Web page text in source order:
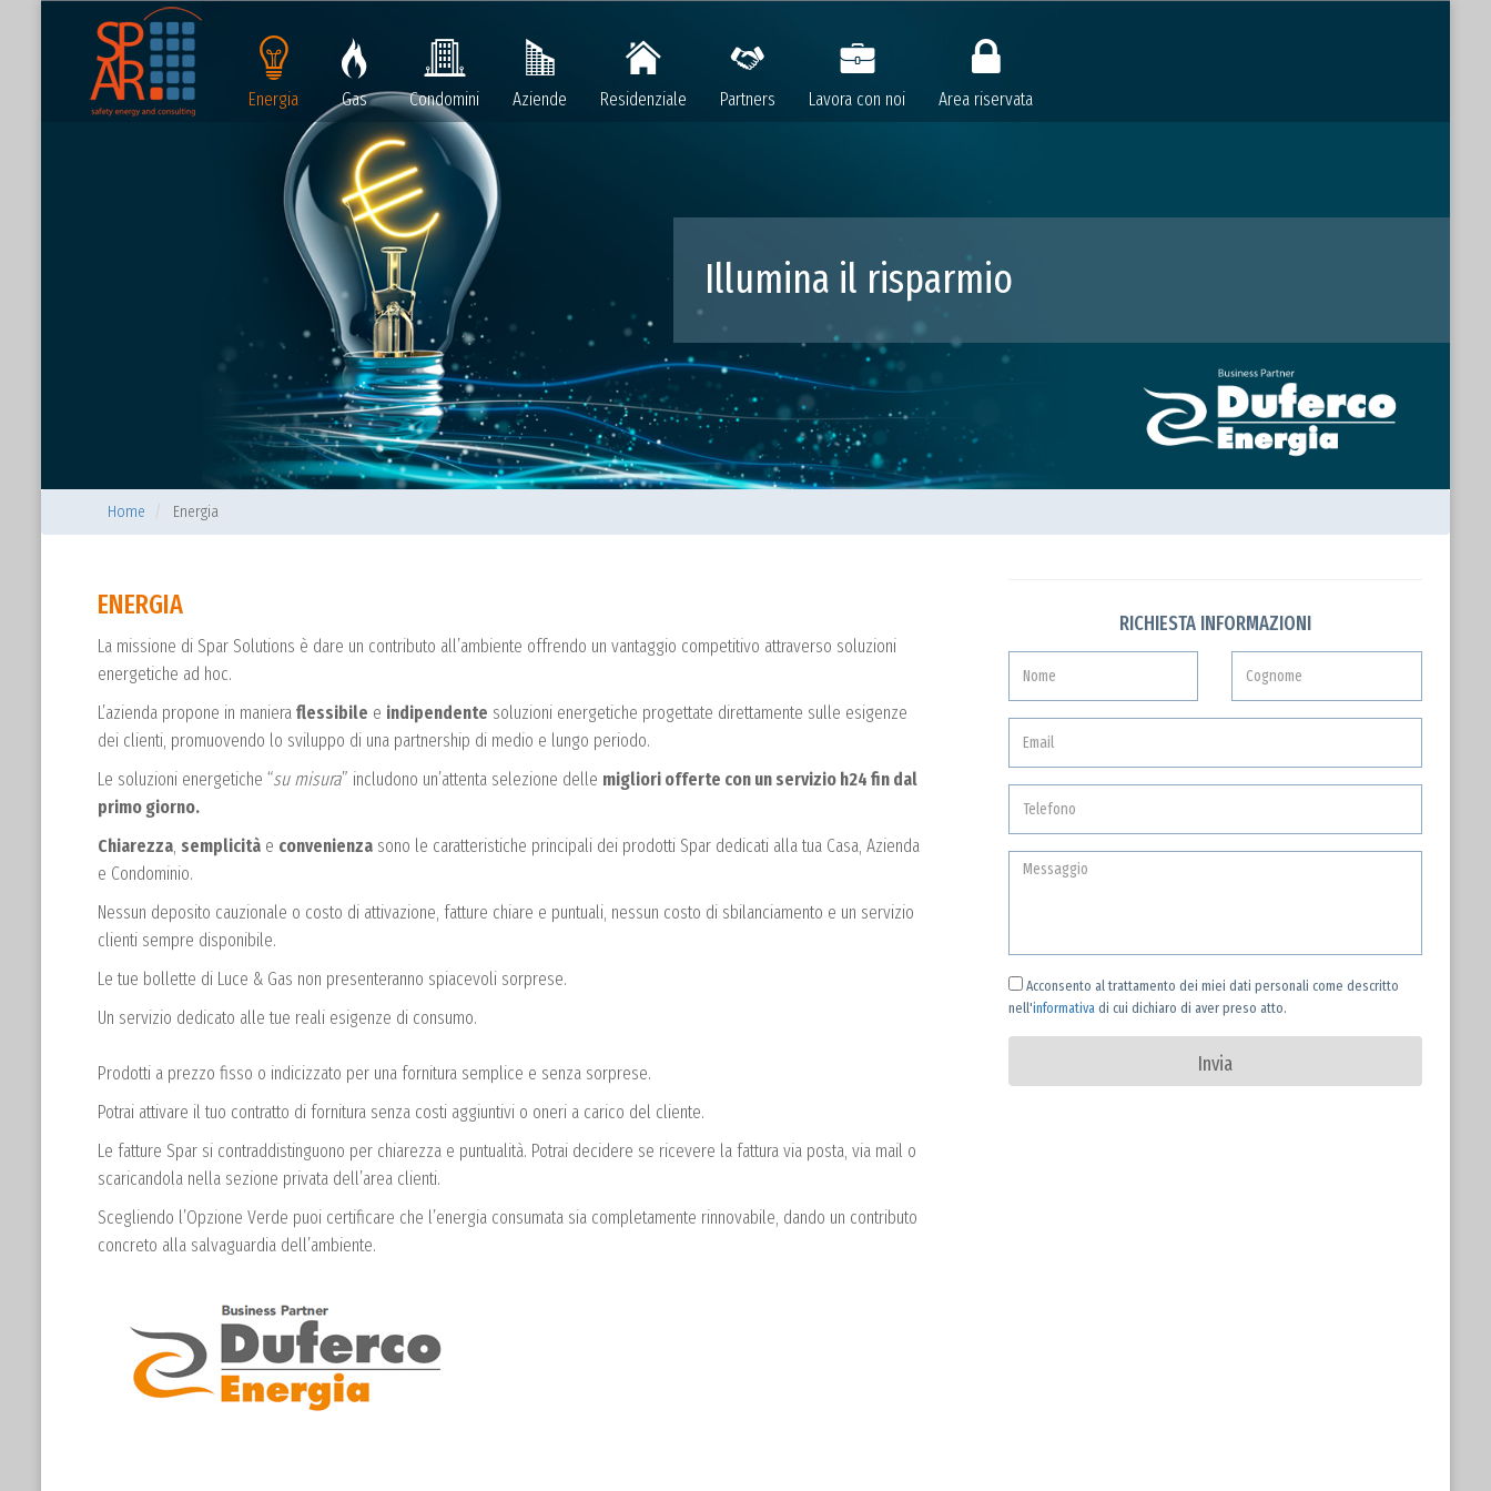
Energia Gas Condomini Aziende Residenziale Partners Lavora con noi Area riservata
Illumina il risparmio
Home Energia
ENERGIA
La missione di Spar Solutions è dare un contributo all’ambiente offrendo un vantaggio competitivo attraverso soluzioni
energetiche ad hoc.
L’azienda propone in manieraflessibile e indipendente soluzioni energetiche progettate direttamente sulle esigenze
dei clienti, promuovendo lo sviluppo di una partnership di medio e lungo periodo.
Le soluzioni energetiche “su misura” includono un’attenta selezione delle migliori offerte con un servizio h24 fin dal
primo giorno.
Chiarezza, semplicitàe convenienzasono le caratteristiche principali dei prodotti Spar dedicati alla tua Casa, Azienda
e Condominio.
Nessun deposito cauzionale o costo di attivazione, fatture chiare e puntuali, nessun costo di sbilanciamento e un servizio
clienti sempre disponibile.
Le tue bollette di Luce & Gas non presenteranno spiacevoli sorprese.
Un servizio dedicato alle tue reali esigenze di consumo.
Prodotti a prezzo fisso o indicizzato per una fornitura semplice e senza sorprese.
Potrai attivare il tuo contratto di fornitura senza costi aggiuntivi o oneri a carico del cliente.
Le fatture Spar si contraddistinguono per chiarezza e puntualità. Potrai decidere se ricevere la fattura via posta, via mail o
scaricandola nella sezione privata dell’area clienti.
Scegliendo l’Opzione Verde puoi certificare che l’energia consumata sia completamente rinnovabile, dando un contributo
concreto alla salvaguardia dell’ambiente.
RICHIESTA INFORMAZIONI
Acconsento al trattamento dei miei dati personali come descritto
nell'informativa di cui dichiaro di aver preso atto.